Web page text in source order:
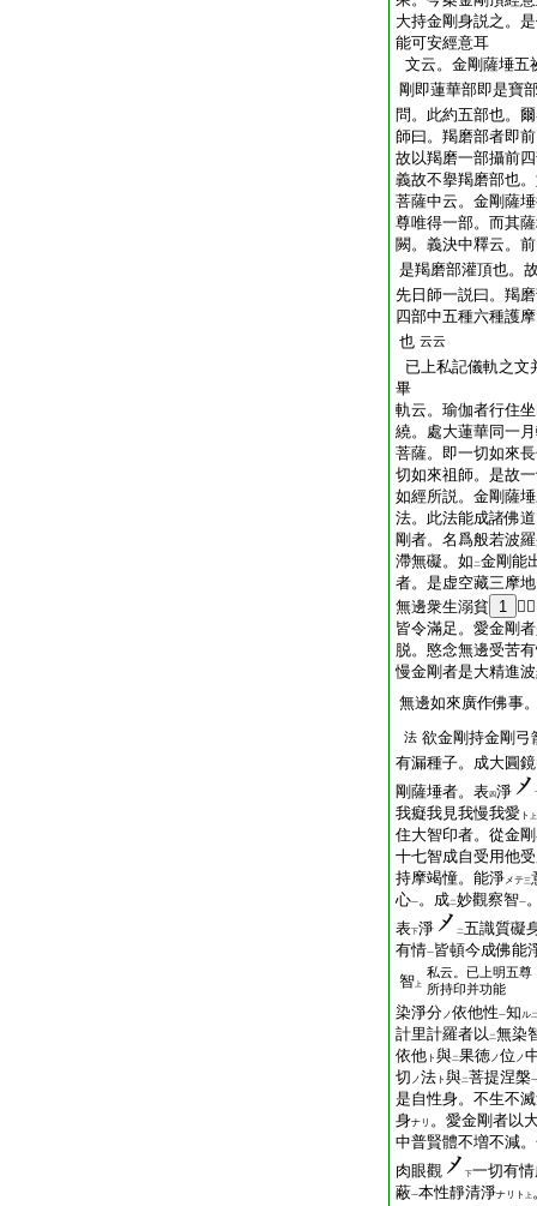
大持金剛身説之。
能可安經意耳
文云。金剛薩埵五
剛即蓮華部即是寶
問。此約五部也。
師曰。羯磨部者即
故以羯磨一部攝前
義故不擧羯磨部也
菩薩中云。金剛薩
尊唯得一部。而其
闕。義決中釋云。
是羯磨部灌頂也。
先日師一説曰。羯
四部中五種六種護
也 云云
已上私記儀軌之文
畢
軌云。瑜伽者行住
繞。處大蓮華同一
菩薩。即一切如來
切如來祖師。是故
如經所説。金剛薩
法。此法能成諸佛
剛者。名爲般若波
滯無礙。如 二金剛能
者。是虚空藏三摩
無邊衆生溺貧
1
𨖊
皆令滿足。愛金剛
脱。愍念無邊受苦
慢金剛者是大精進
無邊如來廣作佛事
法 欲金剛持金剛弓
有漏種子。成大圓
剛薩埵者。表四淨
我癡我見我慢我愛 ト 上
住大智印者。從金
十七智成自受用他
持摩竭憧。能淨メテ三
心一。成二妙觀察智一
表下淨 二五識質礙
有情一皆頓今成佛能
智 上
私云。已上明五尊
所持印并功能
染淨分ノ依他性一知ル二
計里計羅者以 二無染
依他 ト 與二果徳ノ位 ノ
切 ノ法 ト 與二菩提涅槃一
是自性身。不生不
身ナリ 。愛金剛者以
中普賢體不増不減
肉眼觀
下一切有
蔽一本性靜清淨ナリト 上